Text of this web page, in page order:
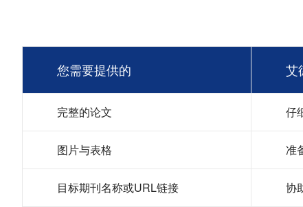
您需要提供的 艾
完整的论文 仔
图片与表格 准
目标期刊名称或URL链接 协